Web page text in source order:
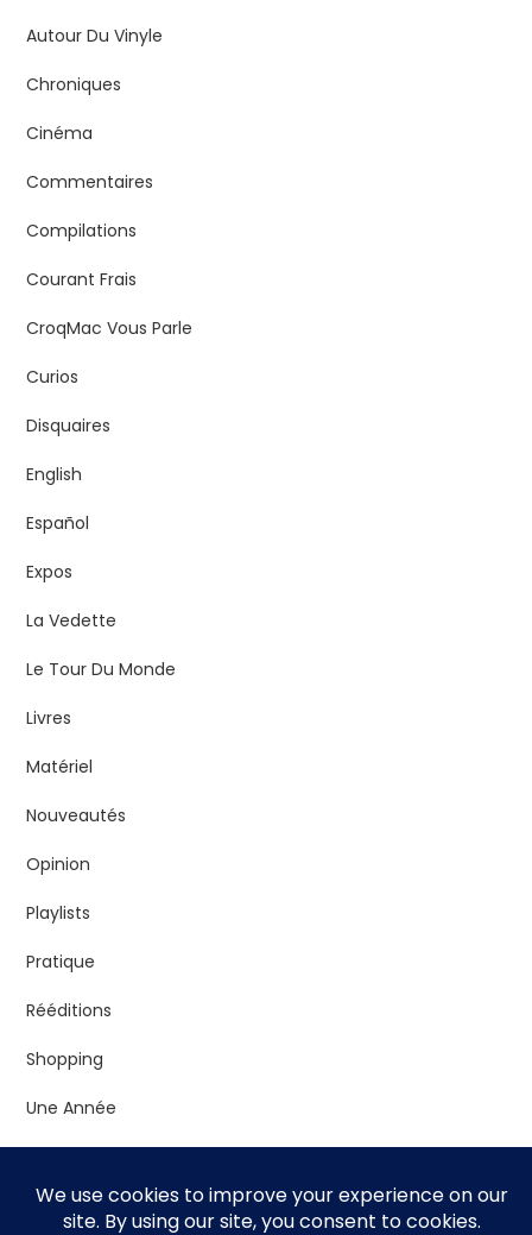
Autour Du Vinyle
Chroniques
Cinéma
Commentaires
Compilations
Courant Frais
CroqMac Vous Parle
Curios
Disquaires
English
Español
Expos
La Vedette
Le Tour Du Monde
Livres
Matériel
Nouveautés
Opinion
Playlists
Pratique
Rééditions
Shopping
Une Année